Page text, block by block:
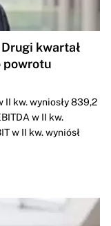
kwartał
powrotu
II kw. wyniosły 839,2
w II kw.
w II kw. wyniósł